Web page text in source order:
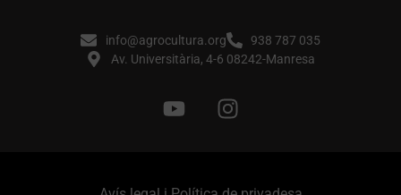
info@agrocultura.org
938 787 035
Av. Universitària, 4-6 08242-Manresa